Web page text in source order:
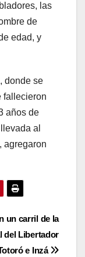
las
de
edad, y
donde se
fallecieron
años de
al
agregaron
un carril de la
del Libertador
e Inzá